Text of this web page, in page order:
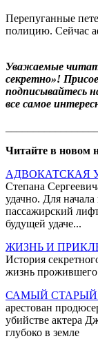
Перепуганные
полицию. Сейчас
Уважаемые
секретно»!
подписывайтесь
все самое
Читайте в новом
АДВОКАТСКАЯ
Степана
удачно. Для
пассажирский
будущей удаче...
ЖИЗНЬ И
История
жизнь
САМЫЙ
арестован
убийстве актера
глубоко в земле